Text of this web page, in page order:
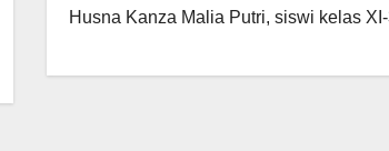
Husna Kanza Malia Putri, siswi kelas